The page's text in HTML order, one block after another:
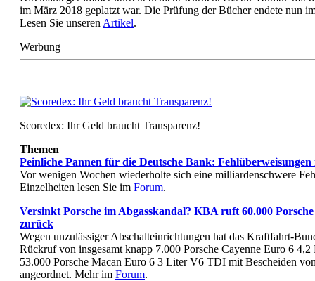
im März 2018 geplatzt war. Die Prüfung der Bücher endete nun
Lesen Sie unseren Artikel.
Werbung
Scoredex: Ihr Geld braucht Transparenz!
Themen
Peinliche Pannen für die Deutsche Bank:
Vor wenigen Wochen wiederholte sich eine milliardenschwere
Einzelheiten lesen Sie im Forum.
Versinkt Porsche im Abgasskandal? KBA ruft 60.000
zurück
Wegen unzulässiger Abschalteinrichtungen hat das Kraftfahrt-
Rückruf von insgesamt knapp 7.000 Porsche Cayenne Euro 6
53.000 Porsche Macan Euro 6 3 Liter V6 TDI mit Bescheiden
angeordnet. Mehr im Forum.